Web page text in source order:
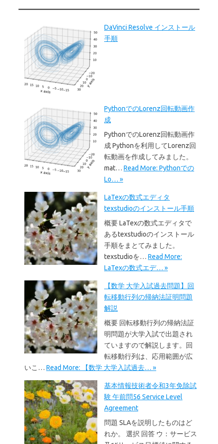
DaVinci Resolve インストール
手順
PythonでのLorenz回転動画作
成
PythonでのLorenz回転動画作
成 Pythonを利用してLorenz回
転動画を作成してみました。
mat… Read More: Pythonでの
Lo… »
LaTexの数式エディタ
texstudioのインストール手順
概要 LaTexの数式エディタで
あるtexstudioのインストール
手順をまとてみました。
texstudioを… Read More:
LaTexの数式エデ… »
【数学 大学入試過去問題】回
転移動行列の帰納法証明問題
解説
概要 回転移動行列の帰納法証
明問題が大学入試で出題され
ていますので解説します。回
転移動行列は、応用範囲が広
いこ… Read More: 【数学 大学入試過去… »
基本情報技術者令和3年免除試
験 午前問56 Service Level
Agreement
問題 SLAを説明したものはど
れか。 選択 回答 ウ：サービス